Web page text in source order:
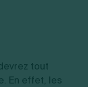
tout
En effet, les